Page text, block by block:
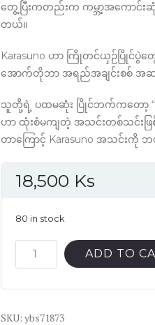
တွေ့ပြီးကတည်းက ကမ္ဘာ့အကောင်းဆုံ
တယ်။
Karasuno ဟာ ကြိုတင်ယှဉ်ပြိုင်ပွဲတွေ
အောက်တိုဘာ အရည်အချင်းစစ် အ
သူတို့ရဲ့ ပထမဆုံး ပြိုင်ဘက်ကတော့
ဟာ ထုံးစံမကျတဲ့ အသင်းတစ်သင်း
တာကြောင့် Karasuno အသင်းကို ဘ
18,500 Ks
80 in stock
Haikyu
Vol
Version
ADD TO
SKU: ybs71873